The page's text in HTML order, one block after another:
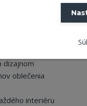
štýlovo a ľahko
košele či blúzky a
používanie.
dizajnom
oblečenia
interiéru